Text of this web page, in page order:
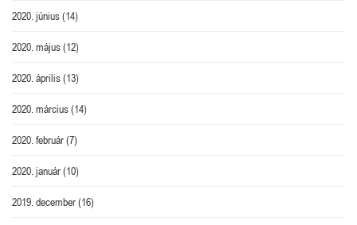
2020. június(14)
2020. május(12)
2020. április(13)
2020. március(14)
2020. február(7)
2020. január(10)
2019. december(16)